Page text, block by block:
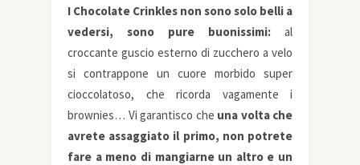
I Chocolate Crinkles non sono solo belli a
vedersi, sono pure buonissimi: al
croccante guscio esterno di zucchero a velo
si contrappone un cuore morbido super
cioccolatoso, che ricorda vagamente i
brownies… Vi garantisco che una volta che
avrete assaggiato il primo, non potrete
fare a meno di mangiarne un altro e un